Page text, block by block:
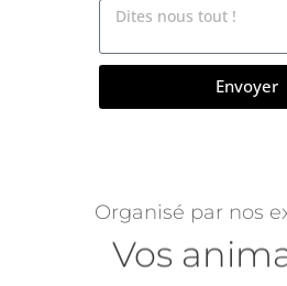
Envoyer
Organisé par nos
Vos